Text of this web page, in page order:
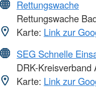
Rettungswache
Rettungswache
Karte: Link zur
SEG Schnelle
DRK-Kreisverband
Karte: Link zur